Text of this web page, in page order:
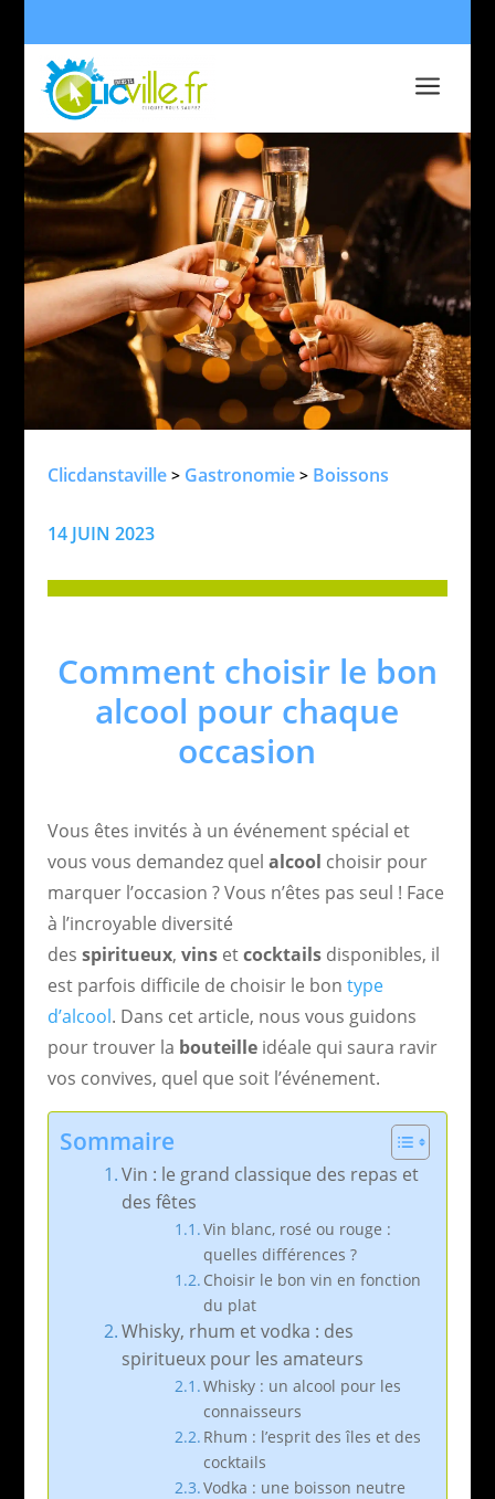
a
Clicdanstaville> Gastronomie> Boissons
14 JUIN 2023
Comment choisir le bon
alcool pour chaque
occasion
Vous êtes invités à un événement spécial et
vous vous demandez quel alcool choisir pour
marquer l’occasion ? Vous n’êtes pas seul ! Face
à l’incroyable diversité
des spiritueux, vinsetcocktailsdisponibles, il
est parfois difficile de choisir le bon type
d’alcool. Dans cet article, nous vous guidons
pour trouver la bouteilleidéale qui saura ravir
vos convives, quel que soit l’événement.
Sommaire
Vin : le grand classique des repas et
des fêtes
Vin blanc, rosé ou rouge :
quelles différences ?
Choisir le bon vin en fonction
du plat
Whisky, rhum et vodka : des
spiritueux pour les amateurs
Whisky : un alcool pour les
connaisseurs
Rhum : l’esprit des îles et des
cocktails
Vodka : une boisson neutre